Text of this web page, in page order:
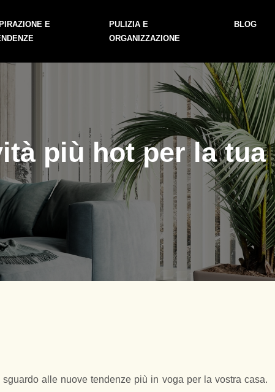
E
PULIZIA E
ORGANIZZAZIONE
BLOG
più hot per la tua
alle nuove tendenze più in voga per la vostra casa.